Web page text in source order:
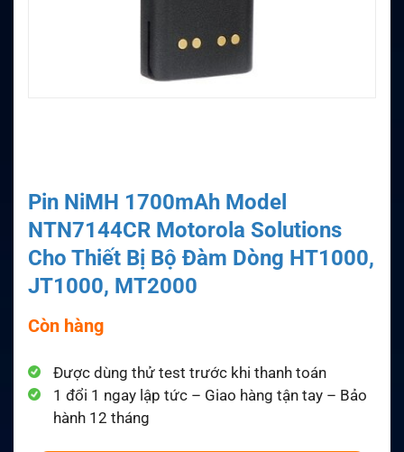
Pin NiMH 1700mAh Model
NTN7144CR Motorola Solutions
Cho Thiết Bị Bộ Đàm Dòng HT1000,
JT1000, MT2000
Còn hàng
Được dùng thử test trước khi thanh toán
1 đổi 1 ngay lập tức – Giao hàng tận tay – Bảo
hành 12 tháng